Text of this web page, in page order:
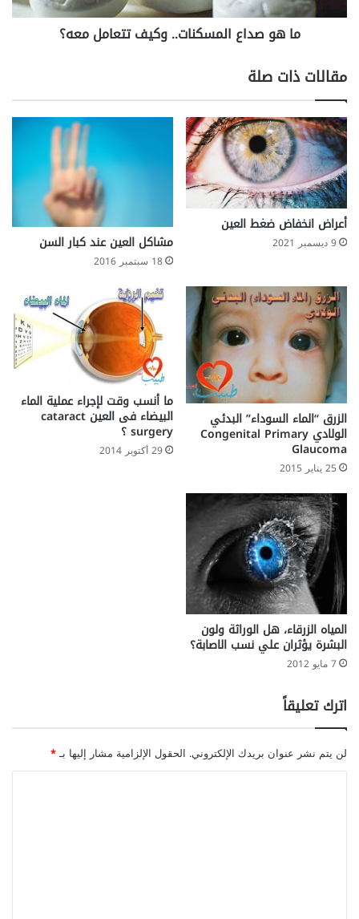
aا
س
ك
ن
ا
ت
.
.
و
ك
ي
ف
ت
ع
ل
م
ه
؟
ما هو صداع المسكنات.. وكيف تتعامل معه؟
مقالات ذات صلة
أعراض انخفاض ضغط العين
9 ديسمبر 2021 مشاكل العين عند كبار السن
18 سبتمبر 2016
الزرق “الماء السوداء” البدئي
الولادي Congenital Primary
Glaucoma
25 يناير 2015
ما أنسب وقت لإجراء عملية الماء
البيضاء فى العين cataract
surgery ؟
29 أكتوبر 2014
المياه الزرقاء، هل الوراثة ولون
البشرة يؤثران علي نسب الاصابة؟
7 مايو 2012
اترك تعليقاً
لن يتم نشر عنوان بريدك الإلكتروني. الحقول الإلزامية مشار إليها بـ*